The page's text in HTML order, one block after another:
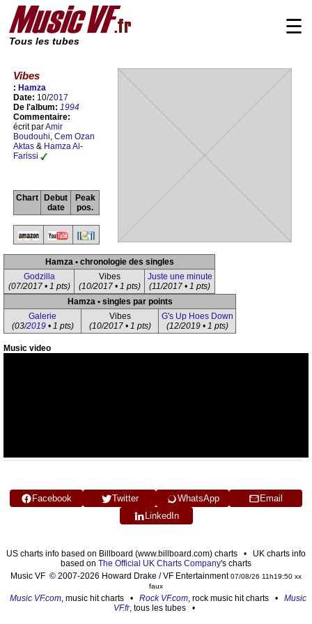
Tous les tubes
☰
Vibes
: Hamza
Date: 10/2017
De l'album: 1994
Commentaire:
écrit parAmir
Boudouhi, Cem Ozan
Aktas & Hamza Al-
Farissi
Chart
Debut
date
Peak
pos.
Hamza • chronologie des singles
Godzilla
(07/2017 • 1 pts)
Vibes
(10/2017 • 1 pts)
Juste une minute
(11/2017 • 1 pts)
Hamza • singles par points
Galerie
(03/2019• 1 pts)
Vibes
(10/2017 • 1 pts)
G's Up Hoes Down
(12/2019 • 1 pts)
Music video
Facebook Twitter WhatsApp
Email
LinkedIn
US charts info based on Billboard (www.billboard.com) charts • UK charts info
based on The Official UK Charts Company's charts
Music VF © 2007-2026 Howard Drake / VF Entertainment07/08/26 11h19:50 xx
faux
Music VF.com, music hit charts • Rock VF.com, rock music hit charts • Music
VF.fr, tous les tubes •